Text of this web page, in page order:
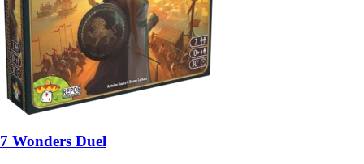
7 Wonders Duel